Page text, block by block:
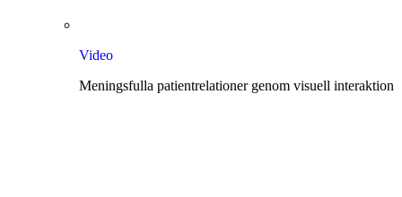
Video
Meningsfulla patientrelationer genom visuell interaktion